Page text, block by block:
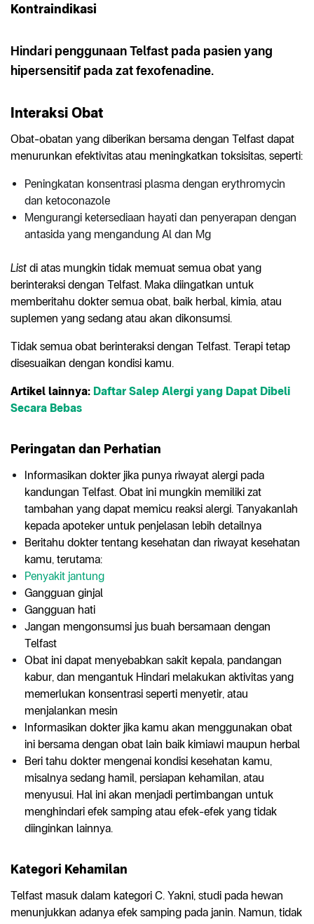
Kontraindikasi
Hindari penggunaan Telfast pada pasien yang
hipersensitif pada zat fexofenadine.
Interaksi Obat
Obat-obatan yang diberikan bersama dengan Telfast dapat
menurunkan efektivitas atau meningkatkan toksisitas, seperti:
Peningkatan konsentrasi plasma dengan erythromycin
dan ketoconazole
Mengurangi ketersediaan hayati dan penyerapan dengan
antasida yang mengandung Al dan Mg
List di atas mungkin tidak memuat semua obat yang
berinteraksi dengan Telfast. Maka diingatkan untuk
memberitahu dokter semua obat, baik herbal, kimia, atau
suplemen yang sedang atau akan dikonsumsi.
Tidak semua obat berinteraksi dengan Telfast. Terapi tetap
disesuaikan dengan kondisi kamu.
Artikel lainnya: Daftar Salep Alergi yang Dapat Dibeli
Secara Bebas
Peringatan dan Perhatian
Informasikan dokter jika punya riwayat alergi pada
kandungan Telfast. Obat ini mungkin memiliki zat
tambahan yang dapat memicu reaksi alergi. Tanyakanlah
kepada apoteker untuk penjelasan lebih detailnya
Beritahu dokter tentang kesehatan dan riwayat kesehatan
kamu, terutama:
Penyakit jantung
Gangguan ginjal
Gangguan hati
Jangan mengonsumsi jus buah bersamaan dengan
Telfast
Obat ini dapat menyebabkan sakit kepala, pandangan
kabur, dan mengantuk Hindari melakukan aktivitas yang
memerlukan konsentrasi seperti menyetir, atau
menjalankan mesin
Informasikan dokter jika kamu akan menggunakan obat
ini bersama dengan obat lain baik kimiawi maupun herbal
Beri tahu dokter mengenai kondisi kesehatan kamu,
misalnya sedang hamil, persiapan kehamilan, atau
menyusui. Hal ini akan menjadi pertimbangan untuk
menghindari efek samping atau efek-efek yang tidak
diinginkan lainnya.
Kategori Kehamilan
Telfast masuk dalam kategori C. Yakni, studi pada hewan
menunjukkan adanya efek samping pada janin. Namun, tidak